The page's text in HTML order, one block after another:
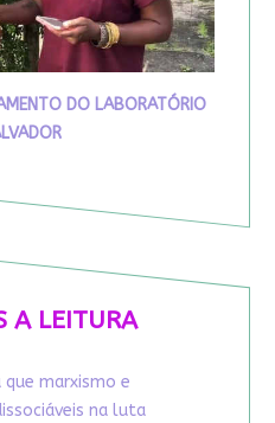
DO LABORATÓRIO
A LEITURA
marxismo e
na luta